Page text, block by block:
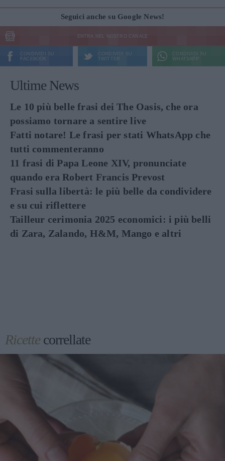
Seguici anche su Google News!
ENTRA NEL NOSTRO CANALE
CONDIVIDI SU
FACEBOOK
CONDIVIDI SU
TWITTER
CONDIVIDI SU
WHATSAPP
Ultime News
Le 10 più belle frasi dei The Oasis, che ora
possiamo tornare a sentire live
Fatti notare! Le frasi per stati WhatsApp che
tutti commenteranno
11 frasi di Papa Leone XIV, pronunciate
quando era Robert Francis Prevost
Frasi sulla libertà: le più belle da condividere
e su cui riflettere
Tailleur cerimonia 2025 economici: i più belli
di Zara, Zalando, H&M, Mango e altri
Ricettecorrellate